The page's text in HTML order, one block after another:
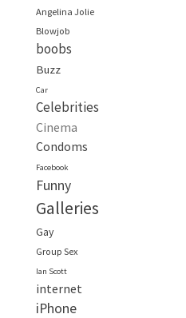
Angelina Jolie
Blowjob
boobs
Buzz
Car
Celebrities
Cinema
Condoms
Facebook
Funny
Galleries
Gay
Group Sex
Ian Scott
internet
iPhone